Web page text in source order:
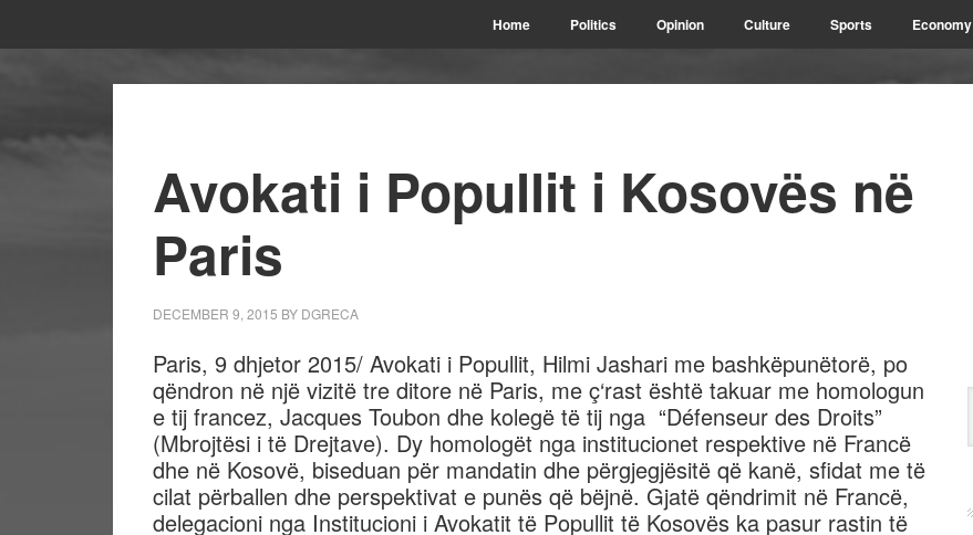
Home Politics Opinion Culture Sports Economy
Avokati i Popullit i Kosovës në
Paris
DECEMBER 9, 2015 BY DGRECA
Paris, 9 dhjetor 2015/ Avokati i Popullit, Hilmi Jashari me bashkëpunëtorë, po
qëndron në një vizitë tre ditore në Paris, me ç‘rast është takuar me homologun
e tij francez, Jacques Toubon dhe kolegë të tij nga “Défenseur des Droits”
(Mbrojtësi i të Drejtave). Dy homologët nga institucionet respektive në Francë
dhe në Kosovë, biseduan për mandatin dhe përgjegjësitë që kanë, sfidat me të
cilat përballen dhe perspektivat e punës që bëjnë. Gjatë qëndrimit në Francë,
delegacioni nga Institucioni i Avokatit të Popullit të Kosovës ka pasur rastin të